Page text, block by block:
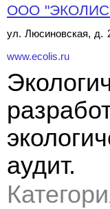
ООО
ул. Люсиновская, д.
www.ecolis.ru
аудит.